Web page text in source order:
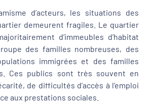
d’acteurs, les situations des
demeurent fragiles. Le quartier
d’immeubles d’habitat
des familles nombreuses, des
immigrées et des familles
Ces publics sont très souvent en
de difficultés d’accès à l’emploi
aux prestations sociales.